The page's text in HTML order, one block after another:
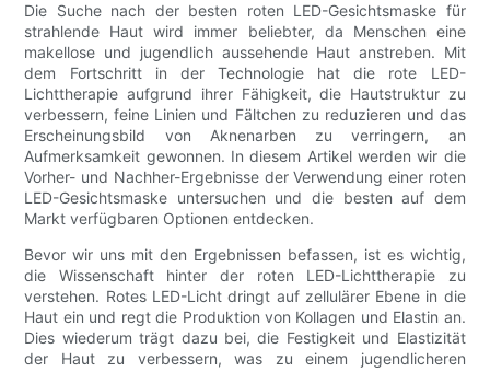
Die Suche nach der besten roten LED-Gesichtsmaske für
strahlende Haut wird immer beliebter, da Menschen eine
makellose und jugendlich aussehende Haut anstreben. Mit
dem Fortschritt in der Technologie hat die rote LED-
Lichttherapie aufgrund ihrer Fähigkeit, die Hautstruktur zu
verbessern, feine Linien und Fältchen zu reduzieren und das
Erscheinungsbild von Aknenarben zu verringern, an
Aufmerksamkeit gewonnen. In diesem Artikel werden wir die
Vorher- und Nachher-Ergebnisse der Verwendung einer roten
LED-Gesichtsmaske untersuchen und die besten auf dem
Markt verfügbaren Optionen entdecken.
Bevor wir uns mit den Ergebnissen befassen, ist es wichtig,
die Wissenschaft hinter der roten LED-Lichttherapie zu
verstehen. Rotes LED-Licht dringt auf zellulärer Ebene in die
Haut ein und regt die Produktion von Kollagen und Elastin an.
Dies wiederum trägt dazu bei, die Festigkeit und Elastizität
der Haut zu verbessern, was zu einem jugendlicheren